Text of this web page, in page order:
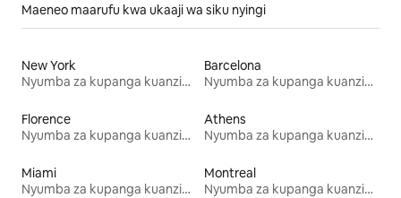
Maeneo maarufu kwa ukaaji wa siku nyingi
New York
Nyumba za kupanga kuanzia mwezi mmoja
Barcelona
Nyumba za kupanga kuanzia mwezi mmoja
Florence
Nyumba za kupanga kuanzia mwezi mmoja
Athens
Nyumba za kupanga kuanzia mwezi mmoja
Miami
Nyumba za kupanga kuanzia mwezi mmoja
Montreal
Nyumba za kupanga kuanzia mwezi mmoja